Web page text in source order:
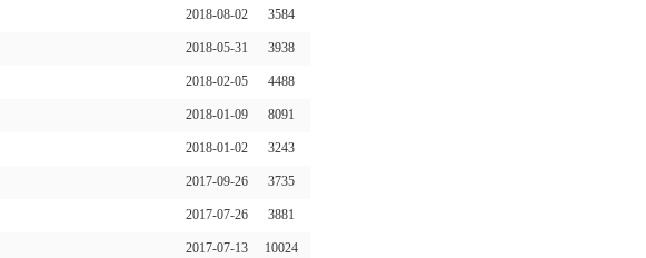
2018-08-02 3584
2018-05-31 3938
2018-02-05 4488
2018-01-09 8091
2018-01-02 3243
2017-09-26 3735
2017-07-26 3881
2017-07-13 10024